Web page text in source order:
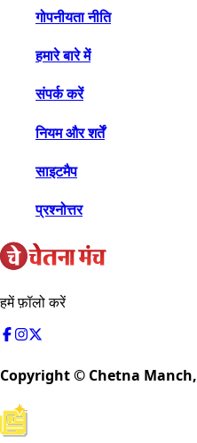
गोपनीयता नीति
हमारे बारे में
संपर्क करें
नियम और शर्तें
साइटमैप
प्रश्नोत्तर
हमें फ़ॉलो करें
Copyright © Chetna Manch,